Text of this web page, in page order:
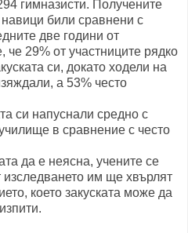
гимназисти. Получените
били сравнени с
две години от
че 29% от участниците рядко
си, докато ходели на
а 53% често
си напуснали средно с
в сравнение с често
да е неясна, учените се
изследването им ще хвърлят
което закуската може да